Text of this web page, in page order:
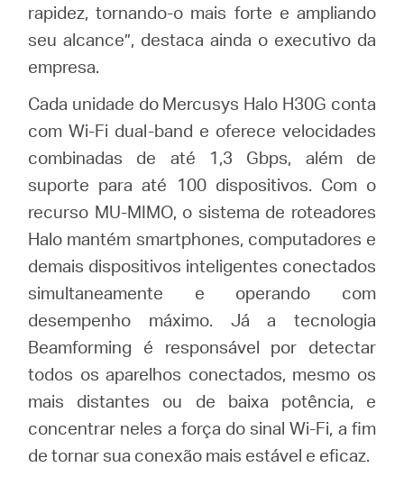
rapidez, tornando-o mais forte e ampliando
seu alcance”, destaca ainda o executivo da
empresa.
Cada unidade do Mercusys Halo H30G conta
com Wi-Fi dual-band e oferece velocidades
combinadas de até 1,3 Gbps, além de
suporte para até 100 dispositivos. Com o
recurso MU-MIMO, o sistema de roteadores
Halo mantém smartphones, computadores e
demais dispositivos inteligentes conectados
simultaneamente e operando com
desempenho máximo. Já a tecnologia
Beamforming é responsável por detectar
todos os aparelhos conectados, mesmo os
mais distantes ou de baixa potência, e
concentrar neles a força do sinal Wi-Fi, a fim
de tornar sua conexão mais estável e eficaz.